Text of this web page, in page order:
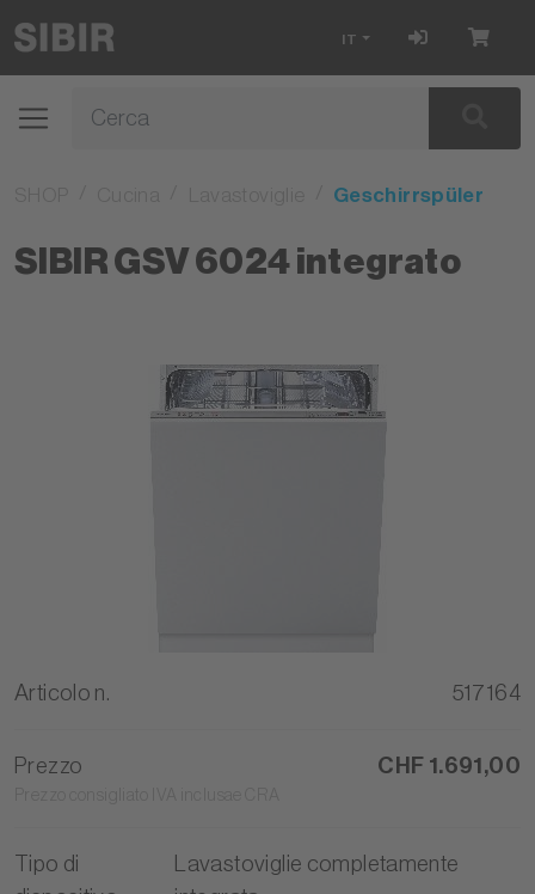
IT
Geschirrspüler
SIBIR GSV 6024 integrato
Articolo n. 517164
Prezzo CHF 1.691,00
Tipo di
Lavastoviglie completamente